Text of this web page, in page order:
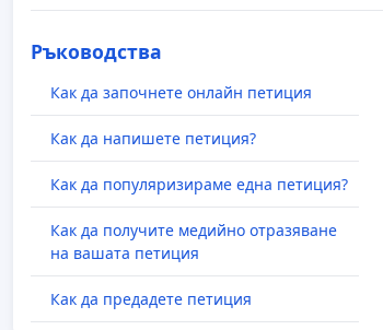
Ръководства
Как да започнете онлайн петиция
Как да напишете петиция?
Как да популяризираме една петиция?
Как да получите медийно отразяване
на вашата петиция
Как да предадете петиция